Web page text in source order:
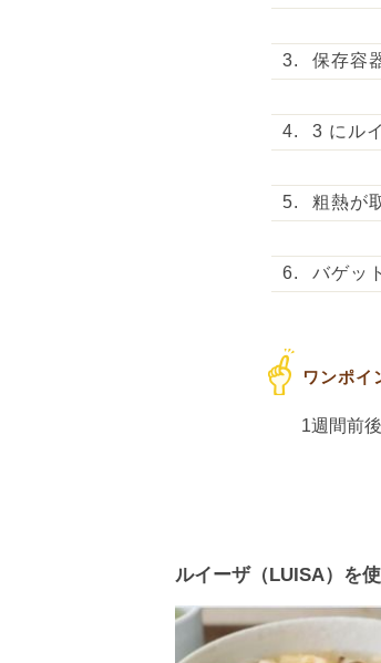
保存容
3 にル
粗熱が
バゲッ
1週間前
ルイーザ（LUISA）を